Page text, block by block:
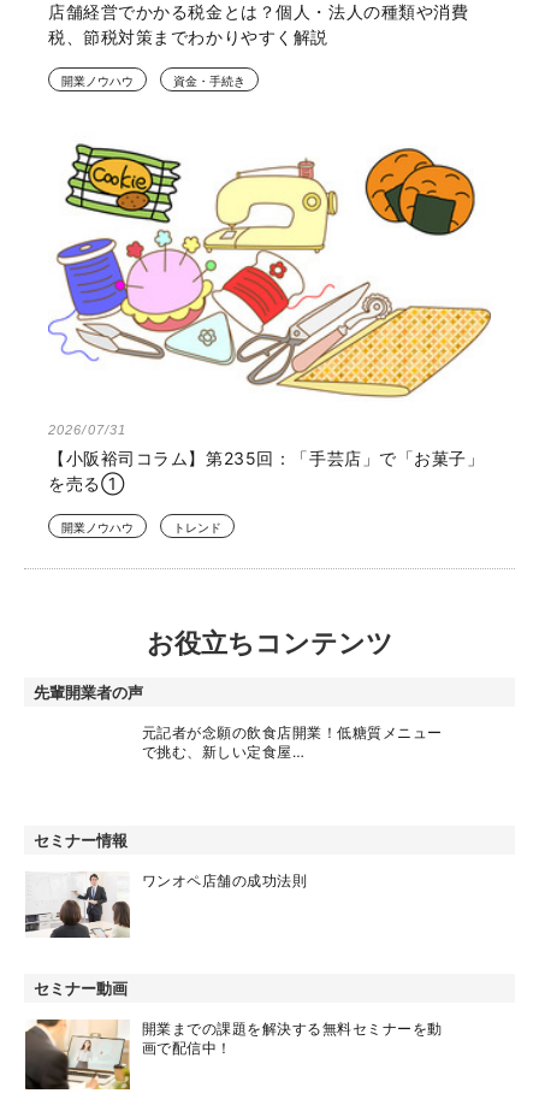
店舗経営でかかる税金とは？個人・法人の種類や消費
税、節税対策までわかりやすく解説
開業ノウハウ 資金・手続き
2026/07/31
【小阪裕司コラム】第235回：「手芸店」で「お菓子」
を売る①
開業ノウハウ トレンド
お役立ちコンテンツ
先輩開業者の声
元記者が念願の飲食店開業！低糖質メニュー
で挑む、新しい定食屋…
セミナー情報
ワンオペ店舗の成功法則
セミナー動画
開業までの課題を解決する無料セミナーを動
画で配信中！